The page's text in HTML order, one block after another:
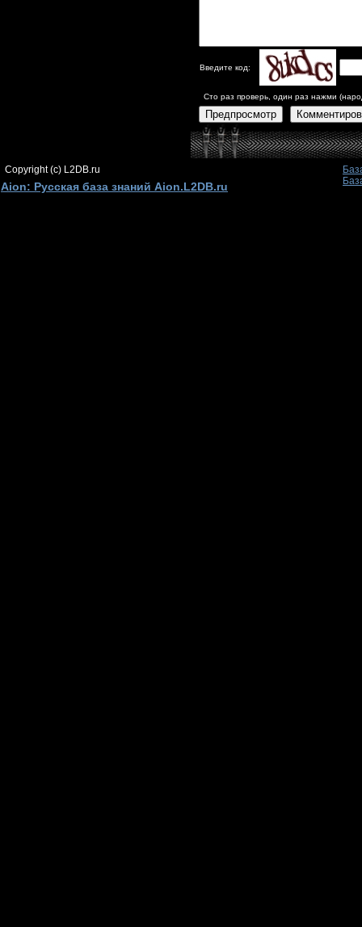
Введите код:
Сто раз проверь, один раз нажми
Предпросмотр
Copyright (c) L2DB.ru
Aion: Русская база знаний Aion.L2DB.ru